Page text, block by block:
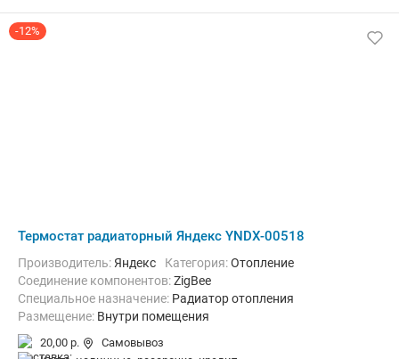
-12%
Термостат радиаторный Яндекс YNDX-00518
Производитель: Яндекс Категория:Отопление
Соединение компонентов:ZigBee
Специальное назначение: Радиатор отопления
Размещение: Внутри помещения
20,00 р.
Самовывоз